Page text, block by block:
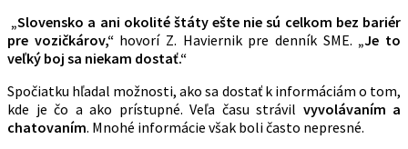
„Slovensko a ani okolité štáty ešte nie sú celkom bez bariér
pre vozičkárov,“hovorí Z. Haviernik pre denník SME. „Je to
veľký boj sa niekam dostať.“
Spočiatku hľadal možnosti, ako sa dostať k informáciám o tom,
kde je čo a ako prístupné. Veľa času strávil vyvolávaním a
chatovaním. Mnohé informácie však boli často nepresné.